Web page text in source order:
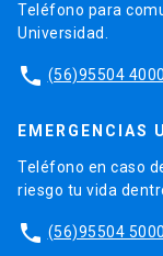
Teléfono para
Universidad.
phone (56)95504 4000
EMERGENCIAS
Teléfono en caso
riesgo tu vida
phone (56)95504 5000